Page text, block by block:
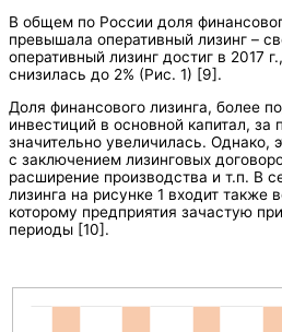
В общем по России доля
превышала оперативный лизинг –
оперативный лизинг достиг в 2017
снизилась до 2% (Рис. 1) [9].
Доля финансового лизинга, более
инвестиций в основной капитал, за
значительно увеличилась. Однако,
с заключением лизинговых
расширение производства и т.п. В
лизинга на рисунке 1 входит также
которому предприятия зачастую
периоды [10].